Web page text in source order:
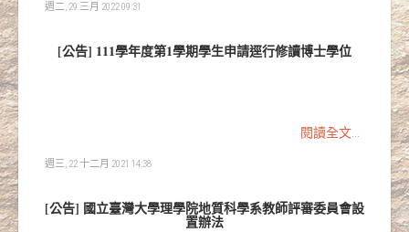
週二, 29 三月 2022 09:31
[公告] 111學年度第1學期學生申請逕行修讀博士學位
閱讀全文...
週三, 22 十二月 2021 14:38
[公告] 國立臺灣大學理學院地質科學系教師評審委員會設
置辦法